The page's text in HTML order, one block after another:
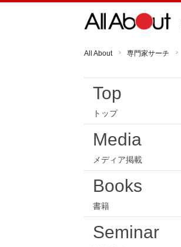
All About 専門家サーチ
Top
トップ
Media
メディア掲載
Books
書籍
Seminar